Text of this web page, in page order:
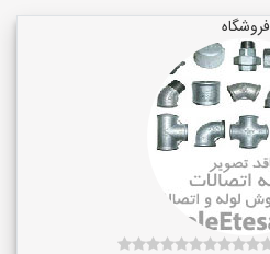
فروشگاه